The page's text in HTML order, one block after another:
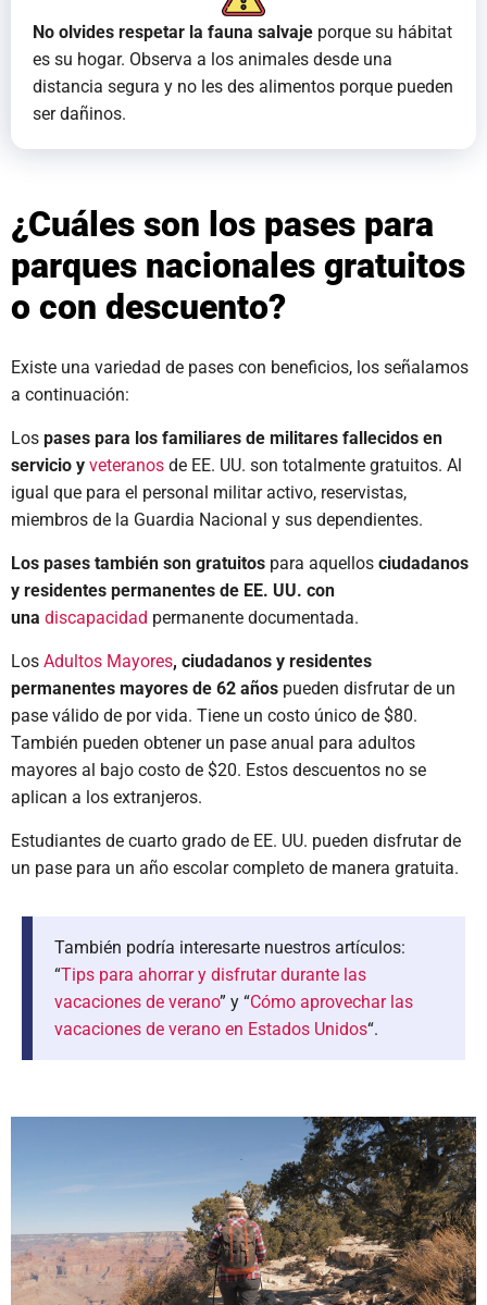
No olvides respetar la fauna salvaje porque su hábitat
es su hogar. Observa a los animales desde una
distancia segura y no les des alimentos porque pueden
ser dañinos.
¿Cuáles son los pases para
parques nacionales gratuitos
o con descuento?
Existe una variedad de pases con beneficios, los señalamos
a continuación:
Los pases para los familiares de militares fallecidos en
servicio y veteranos de EE. UU. son totalmente gratuitos. Al
igual que para el personal militar activo, reservistas,
miembros de la Guardia Nacional y sus dependientes.
Los pases también son gratuitos para aquellos ciudadanos
y residentes permanentes de EE. UU. con
una discapacidad permanente documentada.
Los Adultos Mayores, ciudadanos y residentes
permanentes mayores de 62 años pueden disfrutar de un
pase válido de por vida. Tiene un costo único de $80.
También pueden obtener un pase anual para adultos
mayores al bajo costo de $20. Estos descuentos no se
aplican a los extranjeros.
Estudiantes de cuarto grado de EE. UU. pueden disfrutar de
un pase para un año escolar completo de manera gratuita.
También podría interesarte nuestros artículos:
“Tips para ahorrar y disfrutar durante las
vacaciones de verano” y “Cómo aprovechar las
vacaciones de verano en Estados Unidos“.